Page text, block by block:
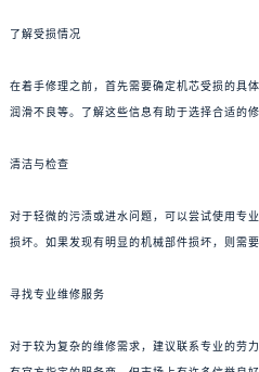
了解受损情况
在着手修理之前，首先需要确定机芯受损的具
润滑不良等。了解这些信息有助于选择合适的修
清洁与检查
对于轻微的污渍或进水问题，可以尝试使用专
损坏。如果发现有明显的机械部件损坏，则需
寻找专业维修服务
对于较为复杂的维修需求，建议联系专业的劳